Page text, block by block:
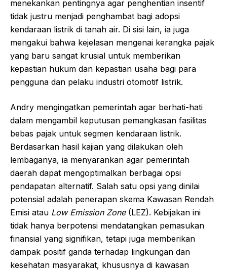
menekankan pentingnya agar penghentian insentif
tidak justru menjadi penghambat bagi adopsi
kendaraan listrik di tanah air. Di sisi lain, ia juga
mengakui bahwa kejelasan mengenai kerangka pajak
yang baru sangat krusial untuk memberikan
kepastian hukum dan kepastian usaha bagi para
pengguna dan pelaku industri otomotif listrik.
Andry mengingatkan pemerintah agar berhati-hati
dalam mengambil keputusan pemangkasan fasilitas
bebas pajak untuk segmen kendaraan listrik.
Berdasarkan hasil kajian yang dilakukan oleh
lembaganya, ia menyarankan agar pemerintah
daerah dapat mengoptimalkan berbagai opsi
pendapatan alternatif. Salah satu opsi yang dinilai
potensial adalah penerapan skema Kawasan Rendah
Emisi atau Low Emission Zone(LEZ). Kebijakan ini
tidak hanya berpotensi mendatangkan pemasukan
finansial yang signifikan, tetapi juga memberikan
dampak positif ganda terhadap lingkungan dan
kesehatan masyarakat, khususnya di kawasan